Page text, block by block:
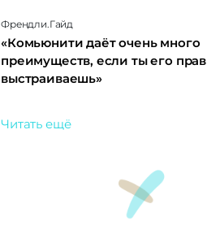
Френдли.Гайд
«Комьюнити даёт очень много
преимуществ, если ты его
выстраиваешь»
Читать ещё